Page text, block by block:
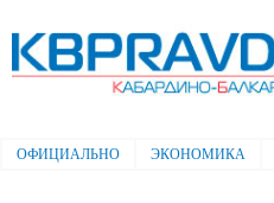
Электронная газета "Кабардино-
Балкарская правда"
Главное меню
ОФИЦИАЛЬНО ЭКОНОМИКА